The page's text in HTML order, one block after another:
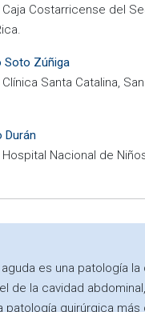
Costarricense del
Soto Zúñiga
Santa Catalina,
Durán
Nacional de
es una patología la
de la cavidad
patología quirúrgica más